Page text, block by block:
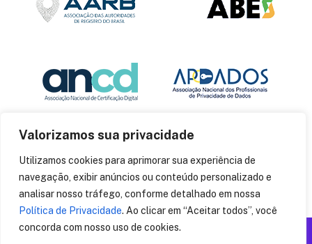
Valorizamos sua privacidade
Utilizamos cookies para aprimorar sua experiência de
navegação, exibir anúncios ou conteúdo personalizado e
analisar nosso tráfego, conforme detalhado em nossa
Política de Privacidade. Ao clicar em “Aceitar todos”, você
concorda com nosso uso de cookies.